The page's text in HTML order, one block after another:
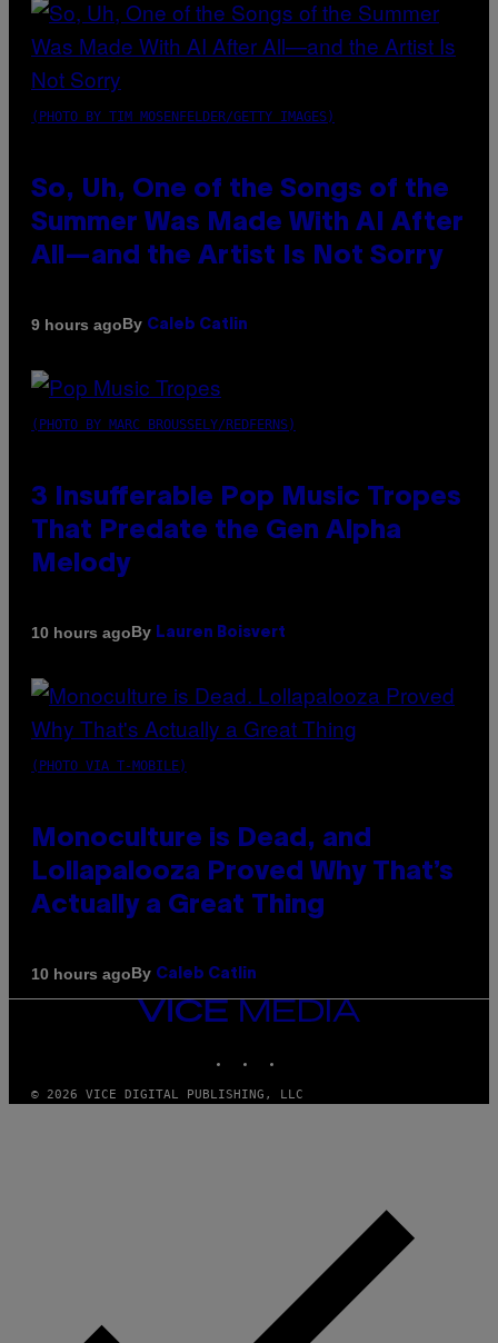
(PHOTO BY TIM MOSENFELDER/GETTY IMAGES)
So, Uh, One of the Songs of the
Summer Was Made With AI After
All—and the Artist Is Not Sorry
9 hours agoBy Caleb Catlin
(PHOTO BY MARC BROUSSELY/REDFERNS)
3 Insufferable Pop Music Tropes
That Predate the Gen Alpha
Melody
10 hours agoBy Lauren Boisvert
(PHOTO VIA T-MOBILE)
Monoculture is Dead, and
Lollapalooza Proved Why That’s
Actually a Great Thing
10 hours agoBy Caleb Catlin
VICE
MEDIA
© 2026 VICE DIGITAL PUBLISHING, LLC